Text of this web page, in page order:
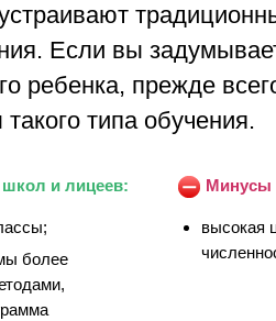
Если вы
ребенка, прежде
типа обучения.
и лицеев:
более
Минусы
высокая